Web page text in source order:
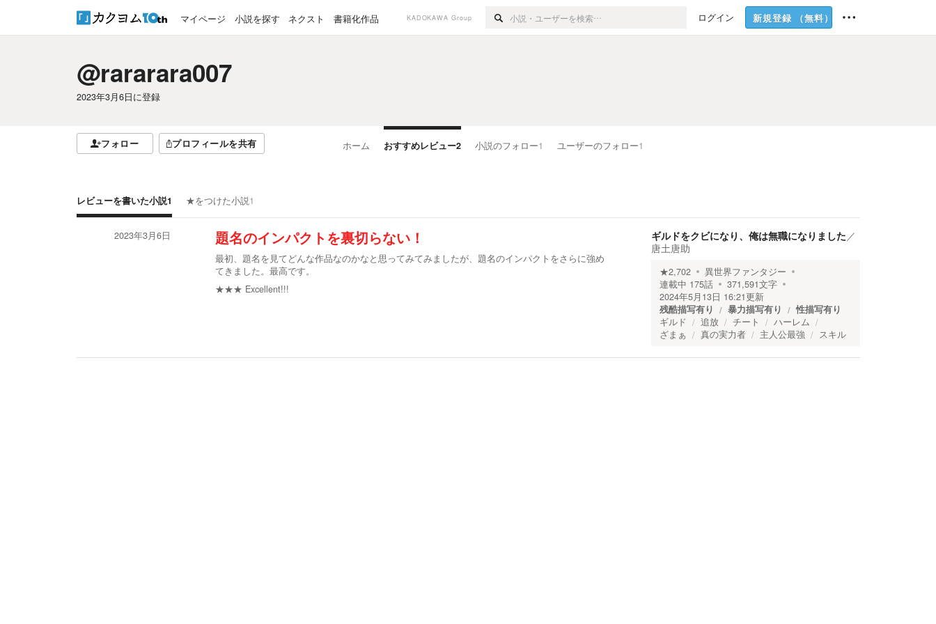
マイページ 小説を探す ネクスト 書籍化作品 KADOKAWA Group ログイン 新規登録 （無料）
@rararara007
2023年3月6日に登録
フォロー プロフィールを共有 ホーム おすすめレビュー2 小説のフォロー1 ユーザーのフォロー1
レビューを書いた小説1 ★をつけた小説1
2023年3月6日 題名のインパクトを裏切らない！
最初、題名を見てどんな作品なのかなと思ってみてみましたが、題名のインパクトをさらに強め
てきました。最高です。
★★★ Excellent!!!
ギルドをクビになり、俺は無職になりました／
唐土唐助
★2,702
異世界ファンタジー
連載中 175話 371,591文字
2024年5月13日 16:21更新
残酷描写有り
暴力描写有り
性描写有り
ギルド
追放 チート
ハーレム
ざまぁ
真の実力者 主人公最強 スキル